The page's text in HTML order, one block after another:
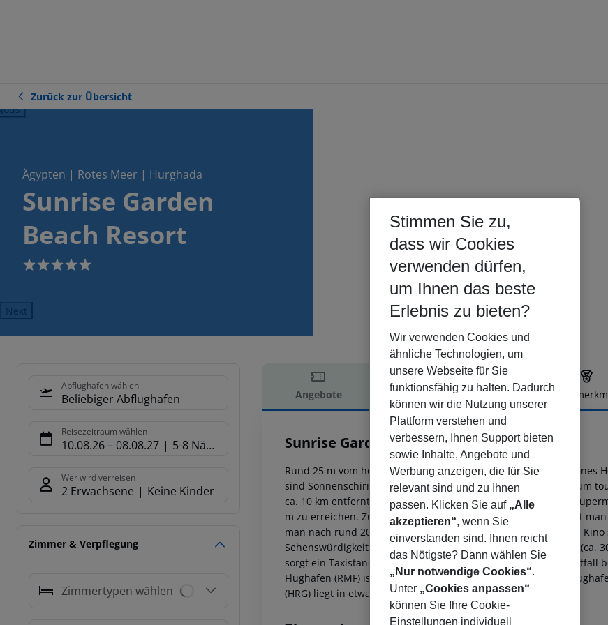
Zurück zur Übersicht
Ägypten | Rotes Meer | Hurghada
Sunrise Garden
Beach Resort
5
Next
Abflughafen wählen
Beliebiger Abflughafen
Reisezeitraum wählen
10.08.26– 08.08.27 5-8 Nächte
Wer wird verreisen
2 Erwachsene Keine Kinder
Zimmer & Verpflegung
Zimmertypen wählen
Angebote Hotelbeschreibung
Hotelbeschreibung
Sunrise Garden Beach Resort
5
Rund 25 m vom hoteleigenen Sand-/Kiesstrand entfernt gelegenes
sind Sonnenschirme und Sonnenliegen kostenlos verfügbar. Zum
ca. 10 km entfernt (El Gouna ca. 40 km, Luxor ca. 350 km). Ein
m zu erreichen. Zu den nächsten Bars und Restaurants gelangt
man nach rund 20 km. Weitere Unterhaltungsangebote wie ein
Sehenswürdigkeiten sind vom Hotel aus erreichbar: Aqua Park (ca.
sorgt ein Taxistand (ca. 50 m). Zur ärztlichen Versorgung im
Flughafen (RMF) ist ca. 215 km entfernt. Zwischen Hotel und
(HRG) liegt in etwa 6 km Entfernung.
Stimmen Sie zu,
dass wir Cookies
verwenden dürfen,
um Ihnen das beste
Erlebnis zu bieten?
Wir verwenden Cookies und
ähnliche Technologien, um
unsere Webseite für Sie
funktionsfähig zu halten. Dadurch
können wir die Nutzung unserer
Plattform verstehen und
verbessern, Ihnen Support bieten
sowie Inhalte, Angebote und
Werbung anzeigen, die für Sie
relevant sind und zu Ihnen
passen. Klicken Sie auf „Alle
akzeptieren“, wenn Sie
einverstanden sind. Ihnen reicht
das Nötigste? Dann wählen Sie
„Nur notwendige Cookies“.
Unter „Cookies anpassen“
können Sie Ihre Cookie-
Einstellungen individuell